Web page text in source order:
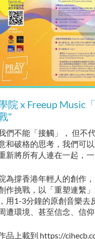
院 x Freeup Music
"
們不能「接觸」， 但不
和破格的思考，我們可
新將所有人連在一起，一
為撐香港年輕人的創作
作挑戰，以「重塑連繫
用1-3分鐘的原創音樂去
遭環境、甚至信念、信仰
品上載到 https://